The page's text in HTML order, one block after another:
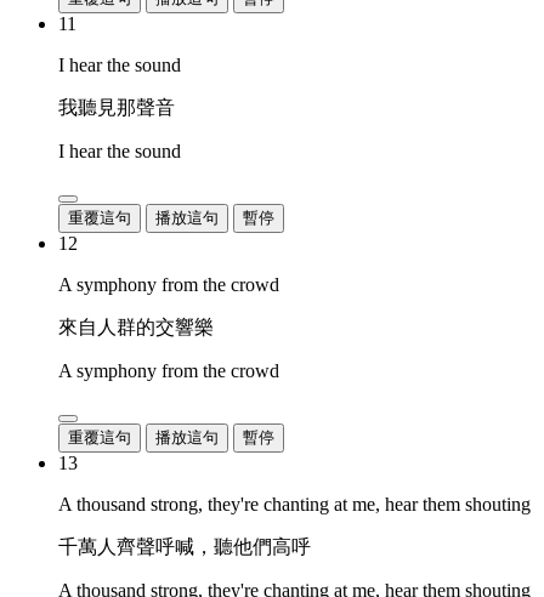
11
I hear the sound
我聽見那聲音
I hear the sound
重覆這句 播放這句 暫停
12
A symphony from the crowd
來自人群的交響樂
A symphony from the crowd
重覆這句 播放這句 暫停
13
A thousand strong, they're chanting at me, hear them shouting
千萬人齊聲呼喊，聽他們高呼
A thousand strong, they're chanting at me, hear them shouting